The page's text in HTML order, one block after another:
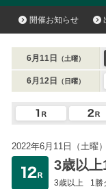
開催お知らせ
6月11日 （土曜）
6月12日 （日曜）
2022年6月11日（土曜
3歳以上
3歳以上 1勝